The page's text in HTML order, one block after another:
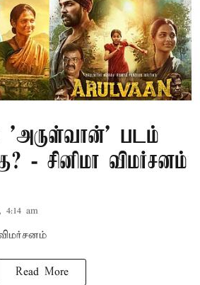
'அருள்வான்' படம்
- சினிமா விமர்சனம்
4:14 am
Read More